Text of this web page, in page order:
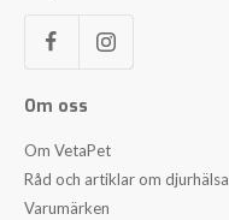
Om oss
Om VetaPet
Råd och artiklar om djurhälsa
Varumärken